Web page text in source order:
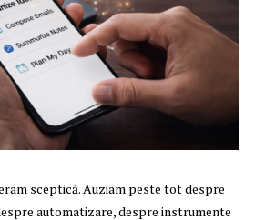
sceptică. Auziam peste tot despre
automatizare, despre instrumente